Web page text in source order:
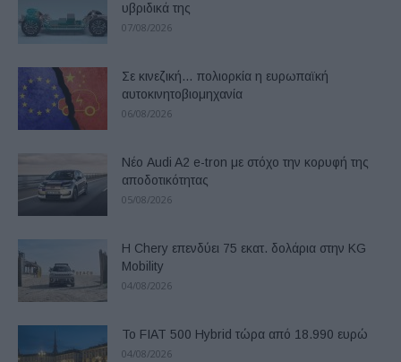
υβριδικά της
07/08/2026
Σε κινεζική… πολιορκία η ευρωπαϊκή
αυτοκινητοβιομηχανία
06/08/2026
Νέο Audi A2 e-tron με στόχο την κορυφή της
αποδοτικότητας
05/08/2026
Η Chery επενδύει 75 εκατ. δολάρια στην KG
Mobility
04/08/2026
Το FIAT 500 Hybrid τώρα από 18.990 ευρώ
04/08/2026